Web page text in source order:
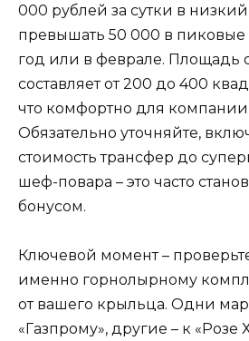
000 рублей за сутки в
превышать 50 000 в
год или в феврале. Площадь
составляет от 200 до 400
что комфортно для компании
Обязательно уточняйте,
стоимость трансфер до
шеф-повара – это часто
бонусом.
Ключевой момент –
именно горнолырному
от вашего крыльца. Одни
«Газпрому», другие – к «Розе